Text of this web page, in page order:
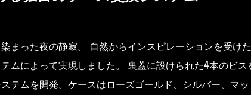
った夜の静寂。 自然からインスピレーションを受けた
ムによって実現しました。 裏蓋に設けられた4本のビ
テムを開発。ケースはローズゴールド、シルバー、マ